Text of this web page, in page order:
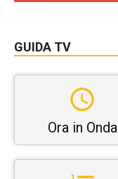
GUIDA TV
Ora in Onda